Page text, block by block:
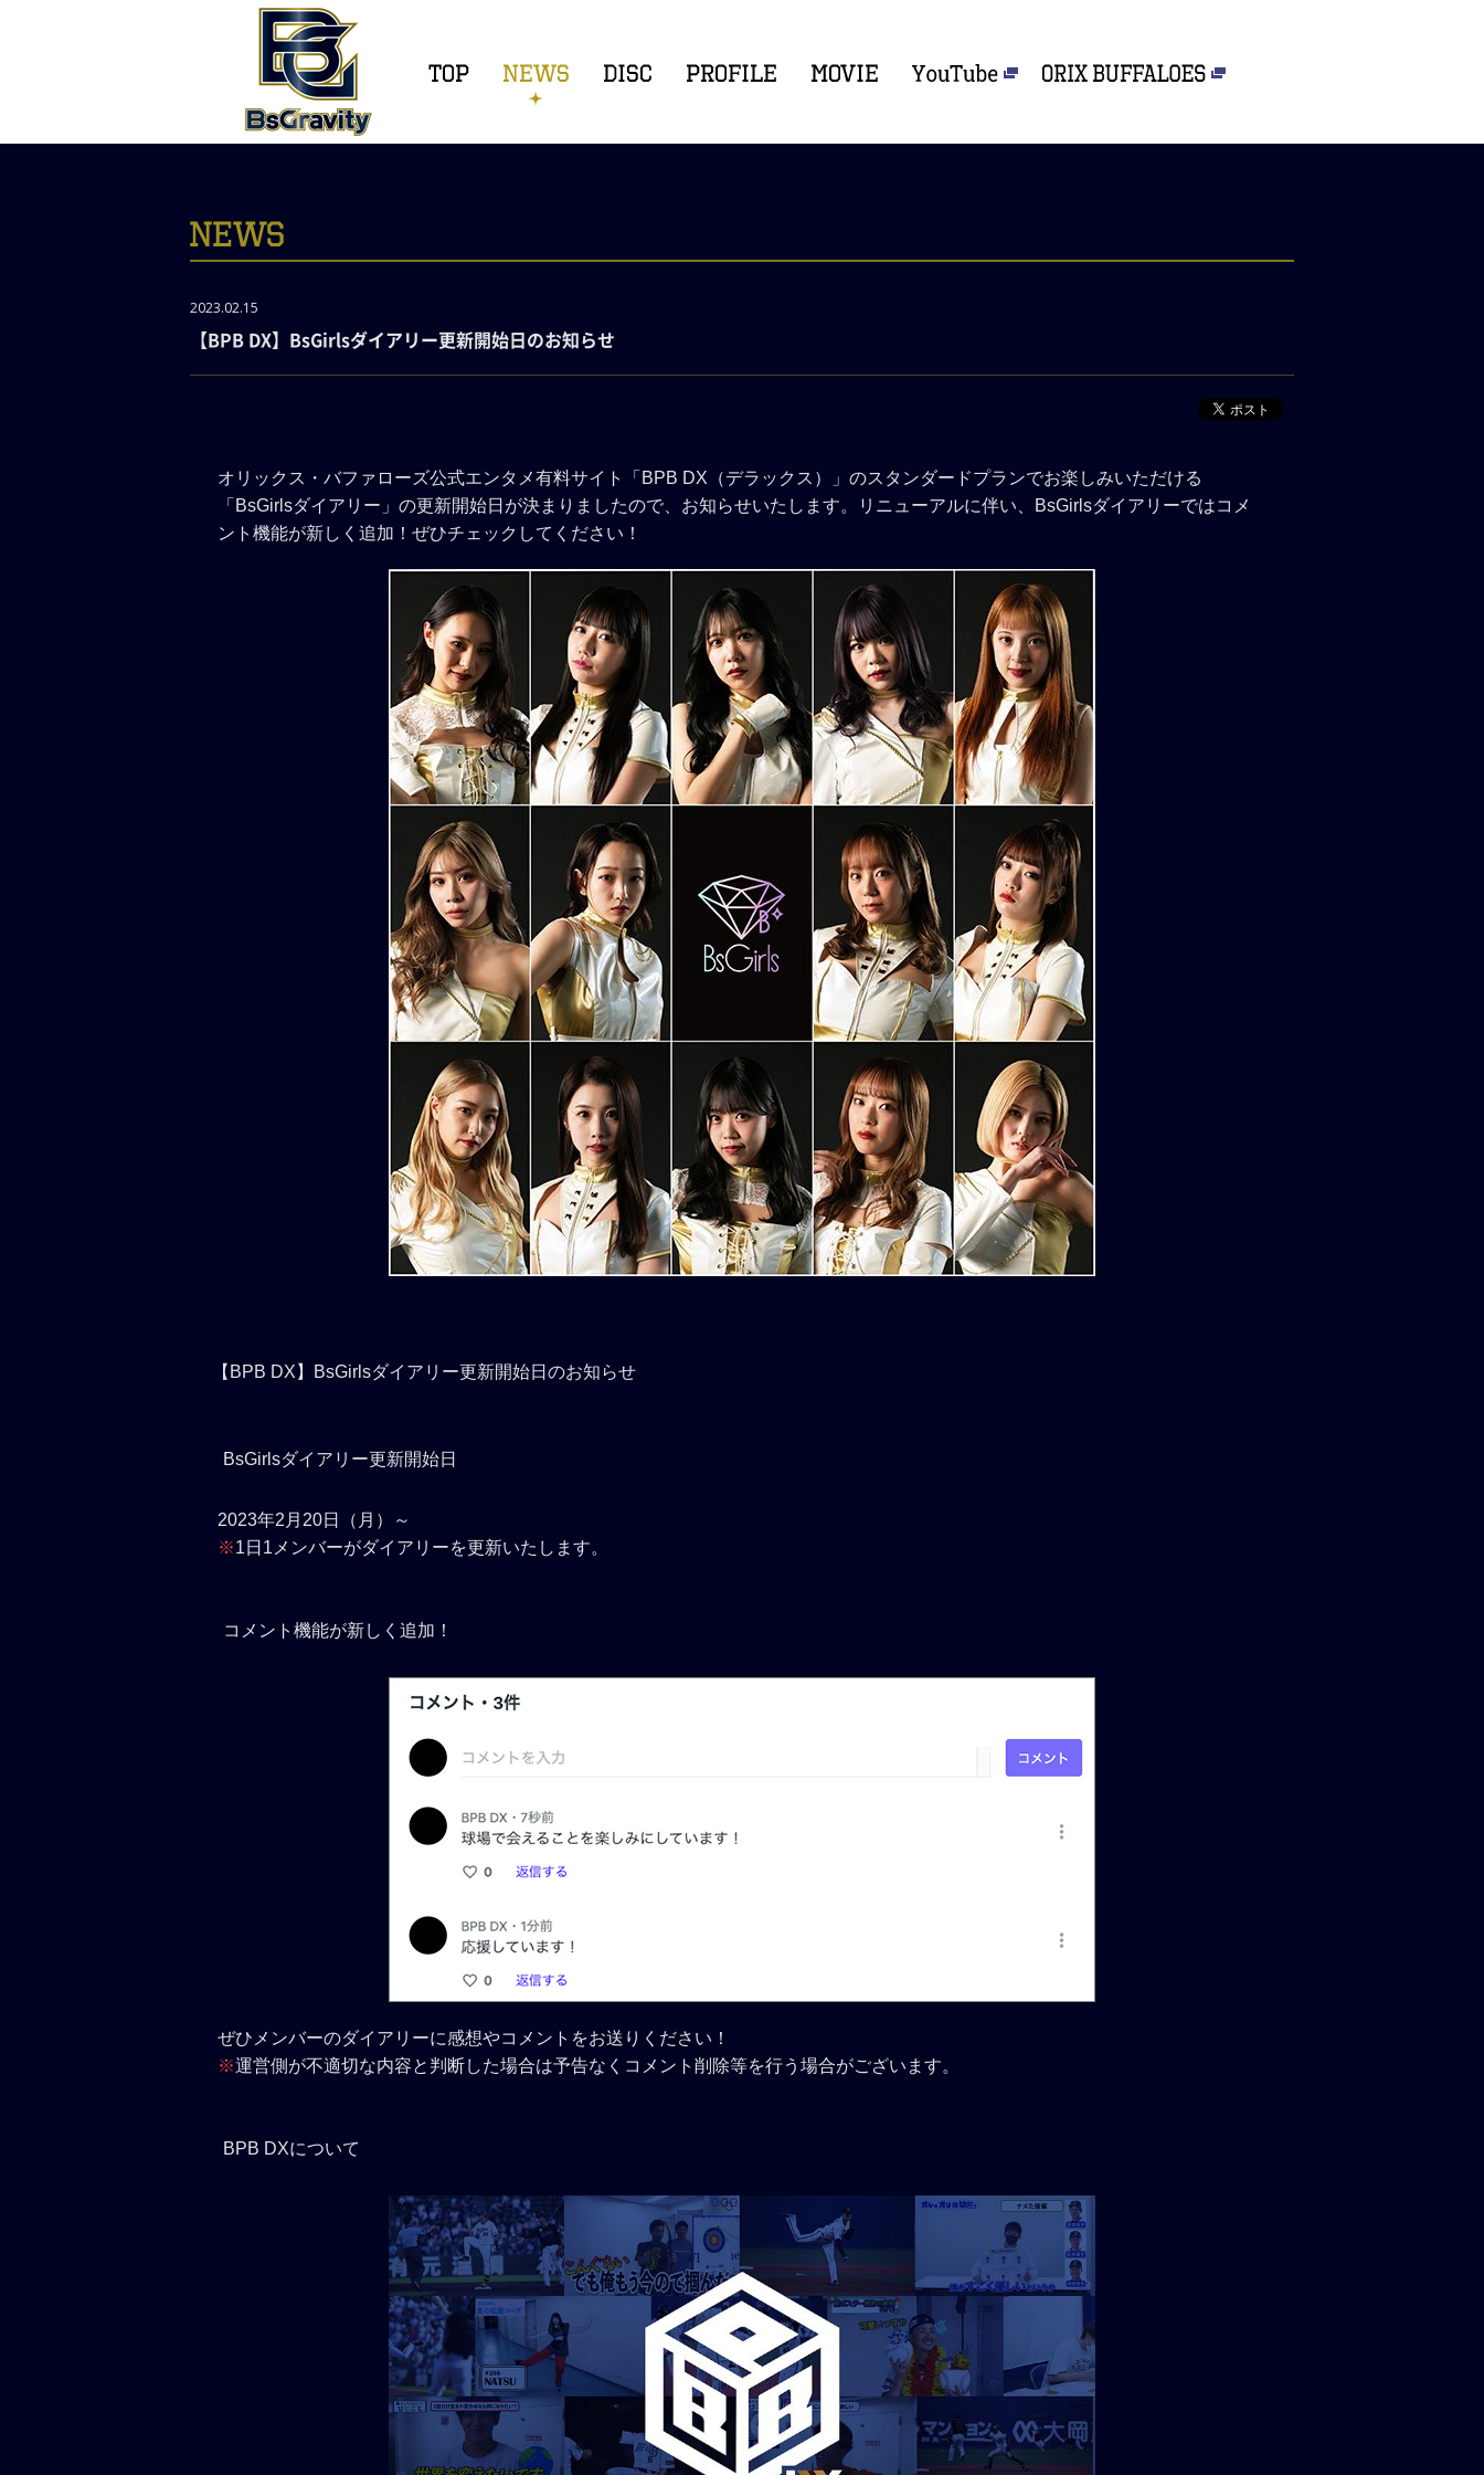
2023.02.15
【BPB DX】BsGirlsダイアリー更新開始日のお知らせ
オリックス・バファローズ公式エンタメ有料サイト「BPB DX（デラックス）」のスタンダードプランでお楽しみいただける
「BsGirlsダイアリー」の更新開始日が決まりましたので、お知らせいたします。リニューアルに伴い、BsGirlsダイアリーではコメ
ント機能が新しく追加！ぜひチェックしてください！
【BPB DX】BsGirlsダイアリー更新開始日のお知らせ
BsGirlsダイアリー更新開始日
2023年2月20日（月）～
※1日1メンバーがダイアリーを更新いたします。
コメント機能が新しく追加！
ぜひメンバーのダイアリーに感想やコメントをお送りください！
※運営側が不適切な内容と判断した場合は予告なくコメント削除等を行う場合がございます。
BPB DXについて